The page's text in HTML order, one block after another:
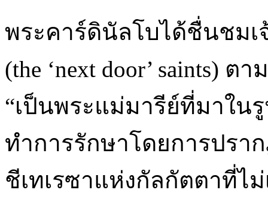
พระคาร์ดินัลโบได้ชื่นชม
(the ‘next door’ saints)
“เป็นพระแม่มารีย์ที่มาใน
ทำการรักษาโดยการปรา
ชีเทเรซาแห่งกัลกัตตาที่ไ